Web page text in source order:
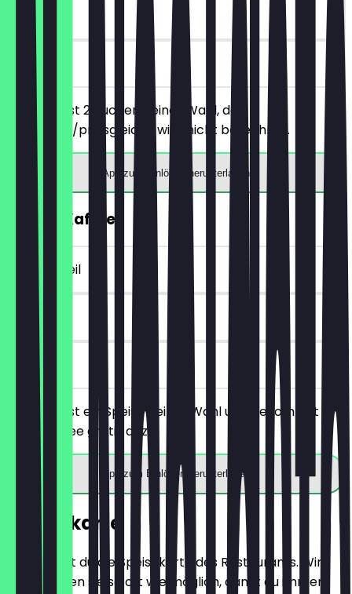
30 Tage
vor Ort
Du bestellst 2 Kuchen deiner Wahl, der
günstigere/preisgleiche wird nicht berechnet.
App zum Einlösen herunterladen
GRATIS Kaffee
~€ 4 Vorteil
6 Tage
vor Ort
Du bestellst ein Speise deiner Wahl und bekommst
einen Kaffee gratis dazu.
App zum Einlösen herunterladen
Speisekarte
Hier findest du die Speisekarte des Restaurants. Wir
aktualisieren sie so oft wie möglich, damit du immer